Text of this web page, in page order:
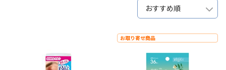
おすすめ順
お取り寄せ商品